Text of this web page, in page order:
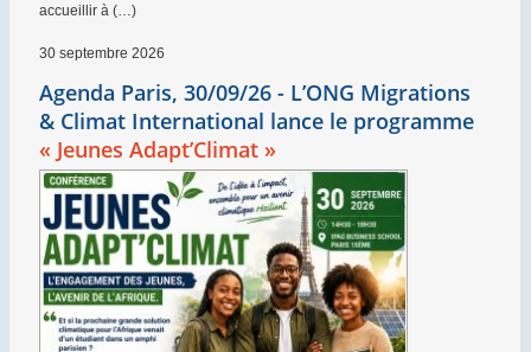
accueillir à (…)
30 septembre 2026
Agenda Paris, 30/09/26 - L’ONG Migrations
& Climat International lance le programme
« Jeunes Adapt’Climat »